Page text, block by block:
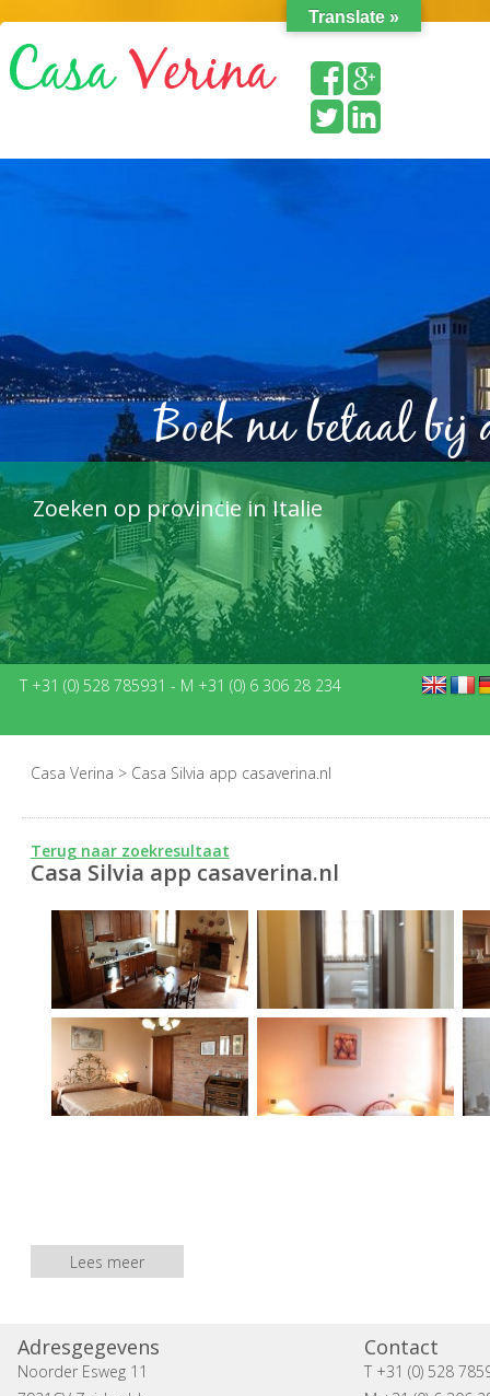
Zoeken op provincie in Italie
Boek nu betaal bij
T +31 (0) 528 785931 - M +31 (0) 6 306 28 234
Casa Verina > Casa Silvia app casaverina.nl
Terug naar zoekresultaat
Casa Silvia app casaverina.nl
Lees meer
Adresgegevens
Noorder Esweg 11
Contact
T +31 (0) 528
Translate »